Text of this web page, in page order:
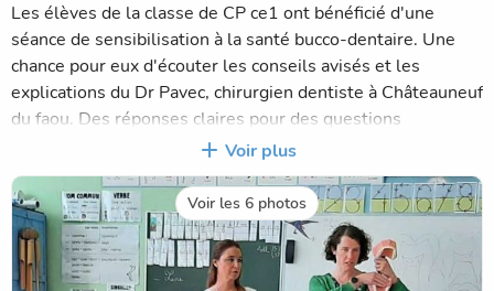
Les élèves de la classe de CP ce1 ont bénéficié d'une
séance de sensibilisation à la santé bucco-dentaire. Une
chance pour eux d'écouter les conseils avisés et les
explications du Dr Pavec, chirurgien dentiste à Châteauneuf
du faou. Des réponses claires pour des questions
essentielles à leur âge : " Comment se brosser les dents
efficacement? Pourquoi les dents de lait tombent-elles?
Comment lutter contre les caries?"
Dr Pavec a pu ensuite explorer la dentition de chaque
élève. Enfin, petite récompense finale : une brosse à dent,
un dentifrice, un petit livre et un carnet rempli de conseils
Voir plus
Voir les 6 photos